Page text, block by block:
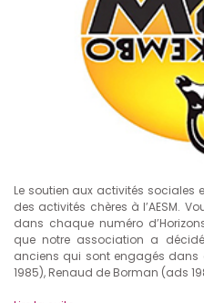
Le soutien aux activités sociales
des activités chères à l’AESM.
dans chaque numéro
que notre association a
anciens qui sont engagés dans
1985), Renaud de Borman (ads